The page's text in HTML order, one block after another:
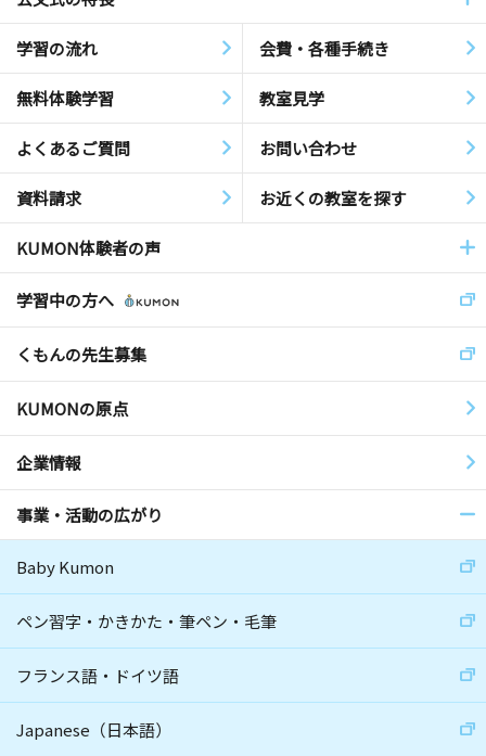
学習の流れ 会費・各種手続き
無料体験学習 教室見学
よくあるご質問 お問い合わせ
資料請求 お近くの教室を探す
KUMON体験者の声
学習中の方へ
くもんの先生募集
KUMONの原点
企業情報
事業・活動の広がり
Baby Kumon
ペン習字・かきかた・筆ペン・毛筆
フランス語・ドイツ語
Japanese（日本語）